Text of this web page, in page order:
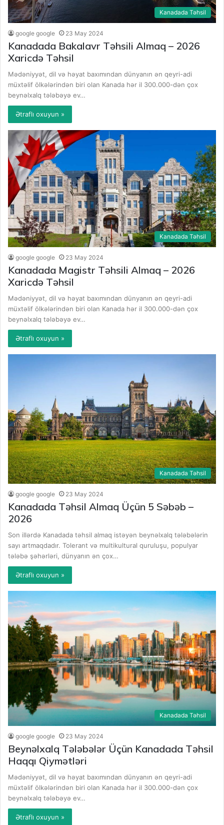
Kanadada Təhsil
google google 23 May 2024
Kanadada Bakalavr Təhsili Almaq – 2026
Xaricdə Təhsil
Mədəniyyət, dil və həyat baxımından dünyanın ən qeyri-adi
müxtəlif ölkələrindən biri olan Kanada hər il 300.000-dən çox
beynəlxalq tələbəyə ev…
Ətraflı oxuyun »
Kanadada Təhsil
google google 23 May 2024
Kanadada Magistr Təhsili Almaq – 2026
Xaricdə Təhsil
Mədəniyyət, dil və həyat baxımından dünyanın ən qeyri-adi
müxtəlif ölkələrindən biri olan Kanada hər il 300.000-dən çox
beynəlxalq tələbəyə ev…
Ətraflı oxuyun »
Kanadada Təhsil
google google 23 May 2024
Kanadada Təhsil Almaq Üçün 5 Səbəb –
2026
Son illərdə Kanadada təhsil almaq istəyən beynəlxalq tələbələrin
sayı artmaqdadır. Tolerant və multikultural quruluşu, populyar
tələbə şəhərləri, dünyanın ən çox…
Ətraflı oxuyun »
Kanadada Təhsil
google google 23 May 2024
Beynəlxalq Tələbələr Üçün Kanadada Təhsil
Haqqı Qiymətləri
Mədəniyyət, dil və həyat baxımından dünyanın ən qeyri-adi
müxtəlif ölkələrindən biri olan Kanada hər il 300.000-dən çox
beynəlxalq tələbəyə ev…
Ətraflı oxuyun »